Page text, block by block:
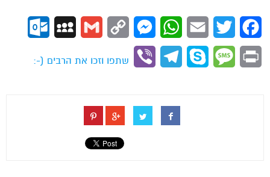
Facebook
Twitter
Email
WhatsApp
Messenger
Copy
Gmail
MySpace
Print
Message
Skype
Telegram
Viber
שתפו וזכו את הרבים (-: